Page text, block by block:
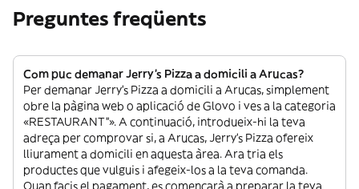
Preguntes freqüents
Com puc demanar Jerry's Pizza a domicili a Arucas?
Per demanar Jerry's Pizza a domicili a Arucas, simplement
obre la pàgina web o aplicació de Glovo i ves a la categoria
«RESTAURANT”». A continuació, introdueix-hi la teva
adreça per comprovar si, a Arucas, Jerry's Pizza ofereix
lliurament a domicili en aquesta àrea. Ara tria els
productes que vulguis i afegeix-los a la teva comanda.
Quan facis el pagament, es començarà a preparar la teva